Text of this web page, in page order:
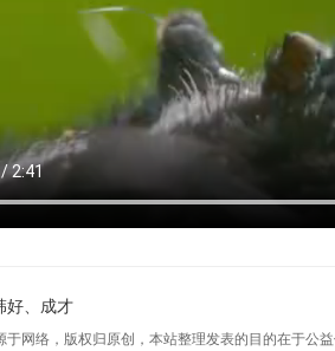
好、成才
于网络，版权归原创，本站整理发表的目的在于公